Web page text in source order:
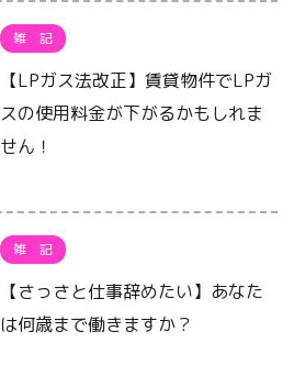
雑 記
【LPガス法改正】賃貸物件でLPガ
スの使用料金が下がるかもしれま
せん！
雑 記
【さっさと仕事辞めたい】あなた
は何歳まで働きますか？